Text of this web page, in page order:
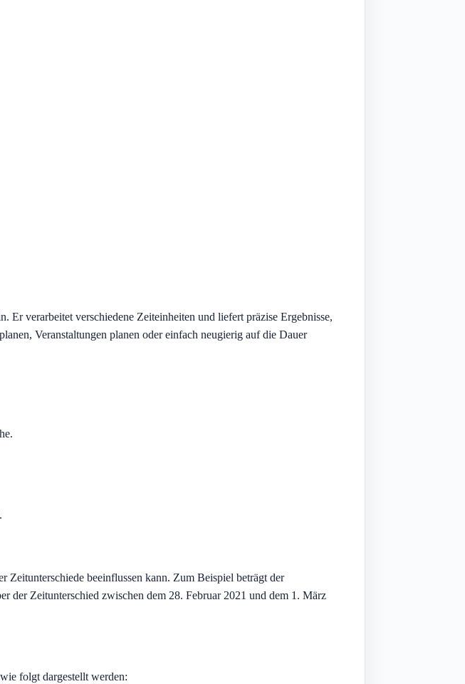
Er verarbeitet verschiedene Zeiteinheiten und liefert präzise Ergebnisse,
Veranstaltungen planen oder einfach neugierig auf die Dauer
Zeitunterschiede beeinflussen kann. Zum Beispiel beträgt der
der Zeitunterschied zwischen dem 28. Februar 2021 und dem 1. März
folgt dargestellt werden: